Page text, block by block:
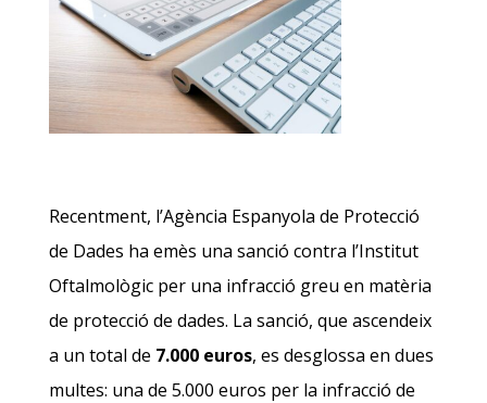
Recentment, l’Agència Espanyola de Protecció
de Dades ha emès una sanció contra l’Institut
Oftalmològic per una infracció greu en matèria
de protecció de dades. La sanció, que ascendeix
a un total de 7.000 euros, es desglossa en dues
multes: una de 5.000 euros per la infracció de